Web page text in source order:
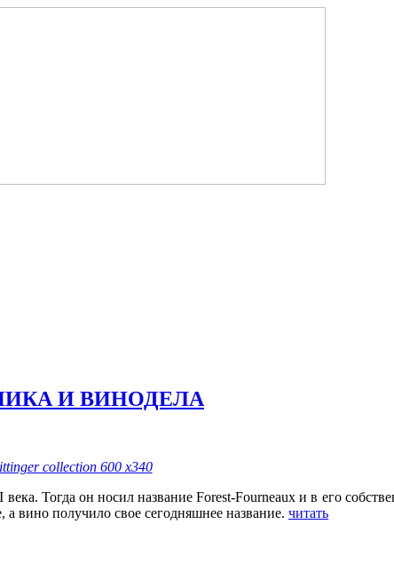
И ВИНОДЕЛА
Тогда он носил название Forest-Fourneaux и в его
вино получило свое сегодняшнее название. читать